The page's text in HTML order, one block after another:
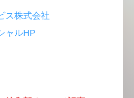
ス株式会社
ャルHP